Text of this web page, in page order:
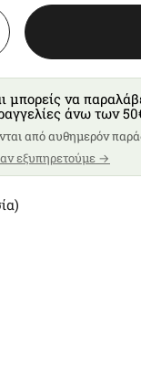
μπορείς να
άνω των
από αυθημερόν
αν εξυπηρετούμε →